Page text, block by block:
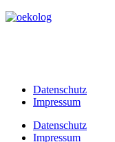
Datenschutz
Impressum
Datenschutz
Impressum